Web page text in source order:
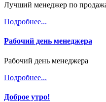
Лучший менеджер по
Подробнее...
Рабочий день менеджера
Рабочий день менеджера
Подробнее...
Доброе утро!